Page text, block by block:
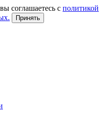
соглашаетесь с политикой
Принять